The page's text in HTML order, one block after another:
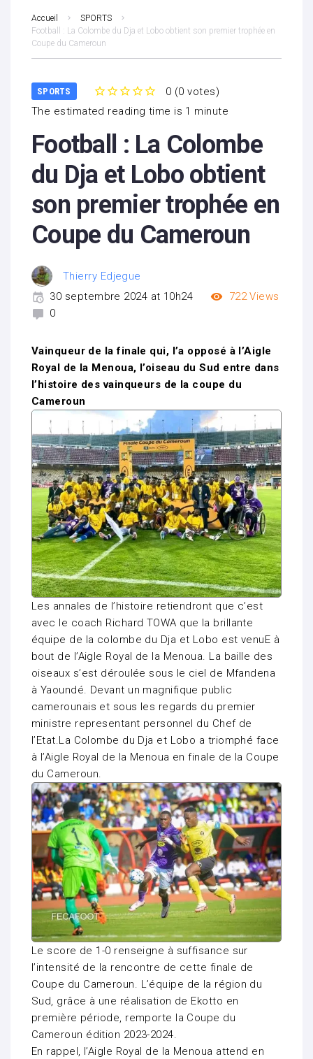
Accueil
SPORTS
Football : La Colombe du Dja et Lobo obtient son premier trophée en
Coupe du Cameroun
SPORTS
5
1
0 (0 votes)
The estimated reading time is 1 minute
Football : La Colombe
du Dja et Lobo obtient
son premier trophée en
Coupe du Cameroun
Thierry Edjegue
30 septembre 2024 at 10h24
722 Views
0
Vainqueur de la finale qui, l’a opposé à l’Aigle
Royal de la Menoua, l’oiseau du Sud entre dans
l’histoire des vainqueurs de la coupe du
Cameroun
Les annales de l’histoire retiendront que c’est
avec le coach Richard TOWA que la brillante
équipe de la colombe du Dja et Lobo est venuE à
bout de l’Aigle Royal de la Menoua. La baille des
oiseaux s’est déroulée sous le ciel de Mfandena
à Yaoundé. Devant un magnifique public
camerounais et sous les regards du premier
ministre representant personnel du Chef de
l’Etat.La Colombe du Dja et Lobo a triomphé face
à l’Aigle Royal de la Menoua en finale de la Coupe
du Cameroun.
Le score de 1-0 renseigne à suffisance sur
l’intensité de la rencontre de cette finale de
Coupe du Cameroun. L’équipe de la région du
Sud, grâce à une réalisation de Ekotto en
première période, remporte la Coupe du
Cameroun édition 2023-2024.
En rappel, l’Aigle Royal de la Menoua attend en